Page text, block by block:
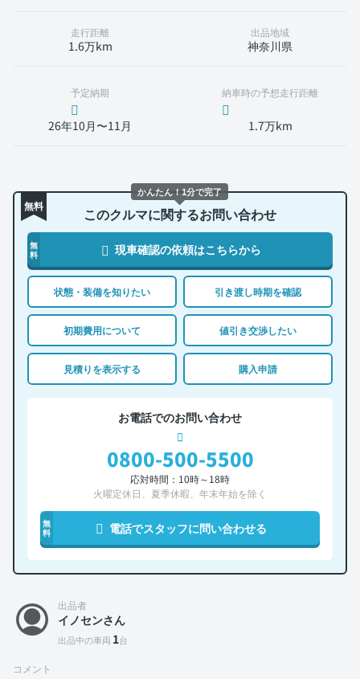
走行距離
1.6万km
出品地域
神奈川県
予定納期
26年10月〜11月
納車時の予想走行距離
1.7万km
無料 このクルマに関するお問い合わせ
無
料
現車確認の依頼はこちらから
状態・装備を知りたい 引き渡し時期を確認
初期費用について 値引き交渉したい
見積りを表示する 購入申請
お電話でのお問い合わせ
0800-500-5500
応対時間：10時～18時
火曜定休日、夏季休暇、年末年始を除く
無
料
電話でスタッフに問い合わせる
出品者
イノセンさん
出品中の車両 1台
コメント
かんたん！1分で完了